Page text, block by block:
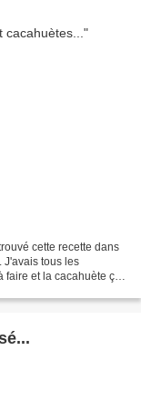
cette recette dans
J'avais tous les
et la cacahuète ça